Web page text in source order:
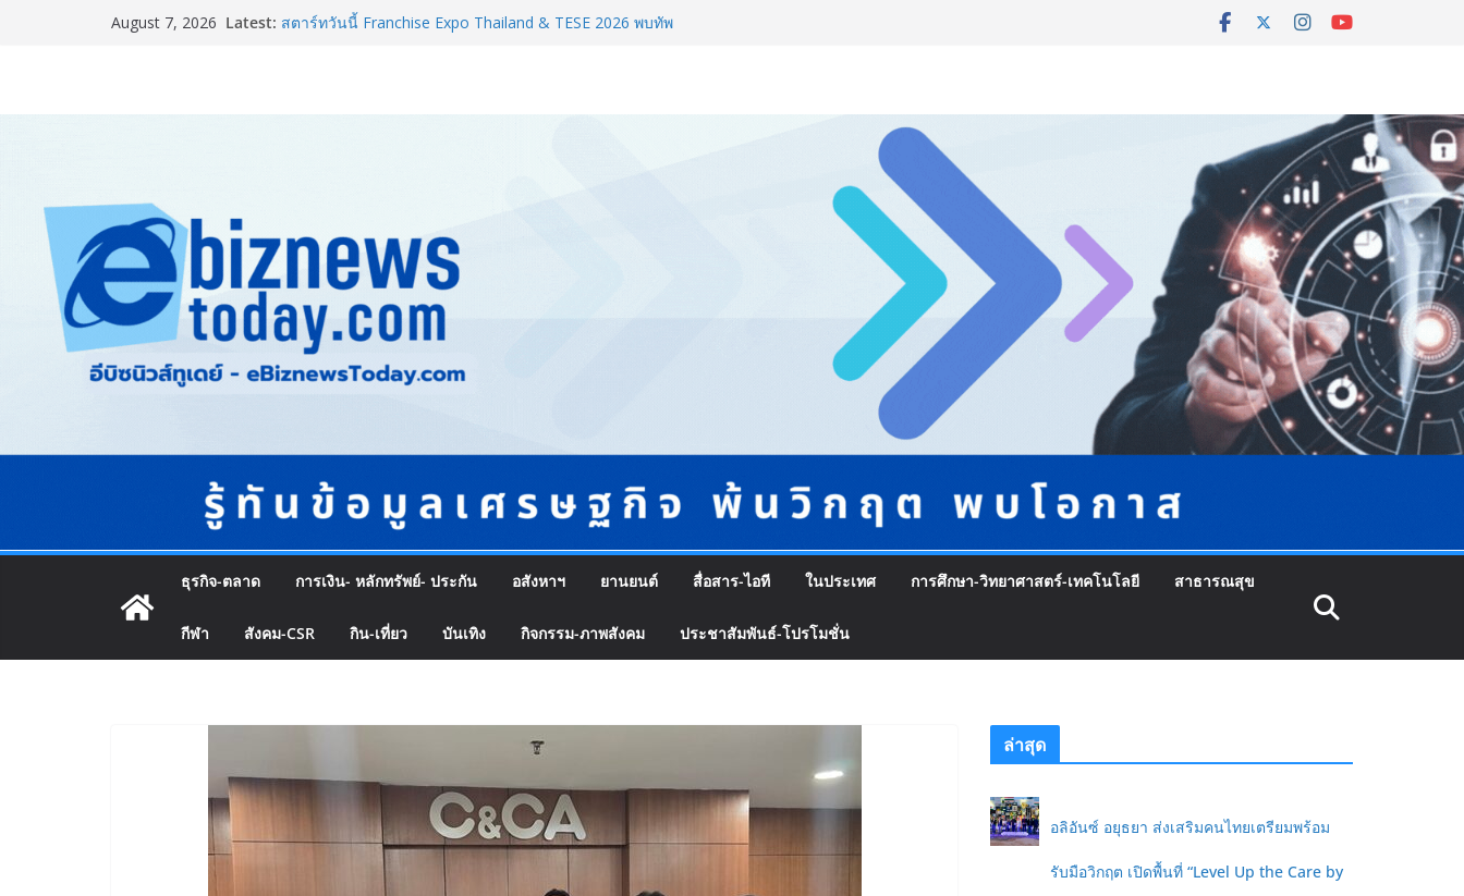
August 7, 2026 Latest: สตาร์ทวันนี้ Franchise Expo Thailand & TESE 2026 พบทัพ
8.8 “ซูเลียน” รวมพลังนักธุรกิจทั่วประเทศ จัดประชุมใหญ่แห่งปี พบ
CEO “ดร.ปิยะวัฒน์” ถ่ายทอดวิสัยทัศน์ธุรกิจ พร้อมฟรีคอนเสิร์ต
“โชค รถแห่” ยกวง
ธุรกิจ-ตลาด การเงิน- หลักทรัพย์- ประกัน อสังหาฯ ยานยนต์ สื่อสาร-ไอที ในประเทศ การศึกษา-วิทยาศาสตร์-เทคโนโลยี สาธารณสุข
กีฬา สังคม-CSR กิน-เที่ยว บันเทิง กิจกรรม-ภาพสังคม ประชาสัมพันธ์-โปรโมชั่น
ล่าสุด
อลิอันซ์ อยุธยา ส่งเสริมคนไทยเตรียมพร้อม
รับมือวิกฤต เปิดพื้นที่ “Level Up the Care by